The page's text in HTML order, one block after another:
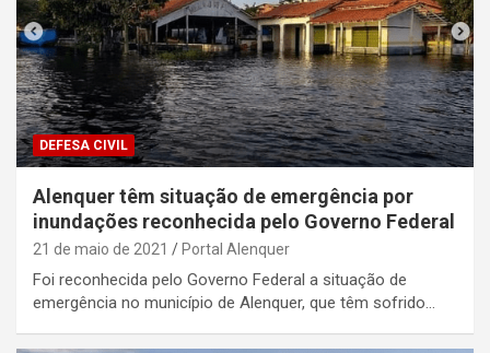
DEFESA CIVIL
Alenquer têm situação de emergência por
inundações reconhecida pelo Governo Federal
21 de maio de 2021 Portal Alenquer
Foi reconhecida pelo Governo Federal a situação de
emergência no município de Alenquer, que têm sofrido…